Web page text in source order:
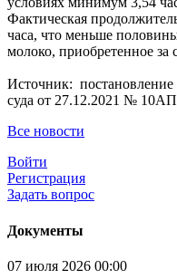
Фактическая
часа, что меньше
молоко, приобретенное за
Источник:
суда от 27.12.2021 №
Все новости
Войти
Регистрация
Задать вопрос
Документы
07 июля 2026 00:00